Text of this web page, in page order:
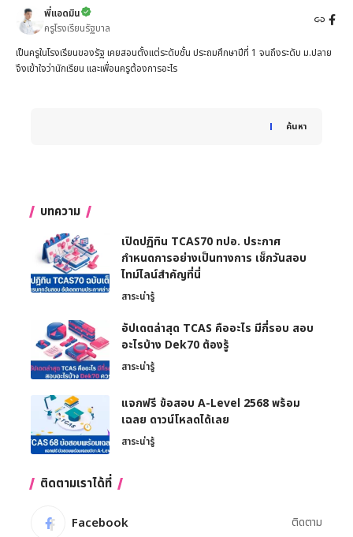
พี่แอดมิน
ครูโรงเรียนรัฐบาล
เป็นครูในโรงเรียนของรัฐ เคยสอนตั้งแต่ระดับชั้น ประถมศึกษาปีที่ 1 จนถึงระดับ ม.ปลาย
จึงเข้าใจว่านักเรียน และเพื่อนครูต้องการอะไร
ค้นหา
When autocomplete results are available use up and
บทความ
เปิดปฏิทิน TCAS70 ทปอ. ประกาศ
กำหนดการอย่างเป็นทางการ เช็กวันสอบ
ไทม์ไลน์สำคัญที่นี่
สาระน่ารู้
อัปเดตล่าสุด TCAS คืออะไร มีกี่รอบ สอบ
อะไรบ้าง Dek70 ต้องรู้
สาระน่ารู้
แจกฟรี ข้อสอบ A-Level 2568 พร้อม
เฉลย ดาวน์โหลดได้เลย
สาระน่ารู้
ติดตามเราได้ที่
Facebook ติดตาม